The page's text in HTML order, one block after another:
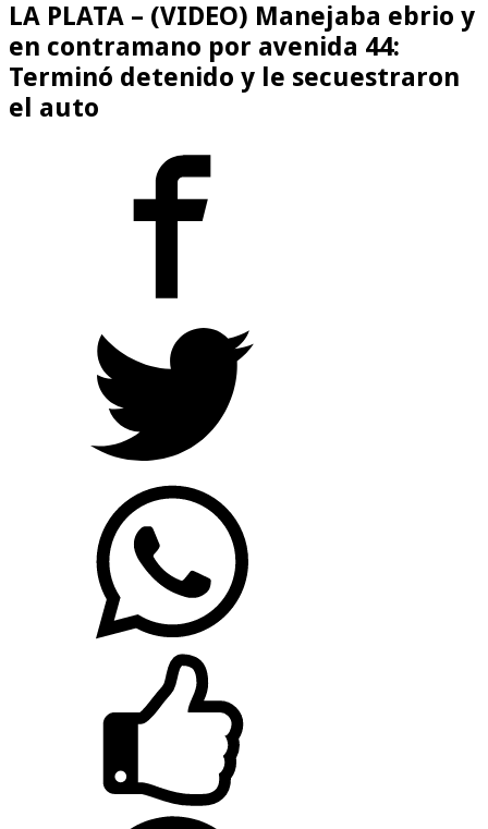
LA PLATA – (VIDEO) Manejaba ebrio y
en contramano por avenida 44:
Terminó detenido y le secuestraron
el auto